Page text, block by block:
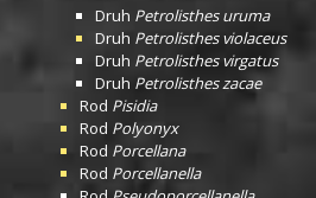
Druh Petrolisthes uruma
Druh Petrolisthes violaceus
Druh Petrolisthes virgatus
Druh Petrolisthes zacae
Rod Pisidia
Rod Polyonyx
Rod Porcellana
Rod Porcellanella